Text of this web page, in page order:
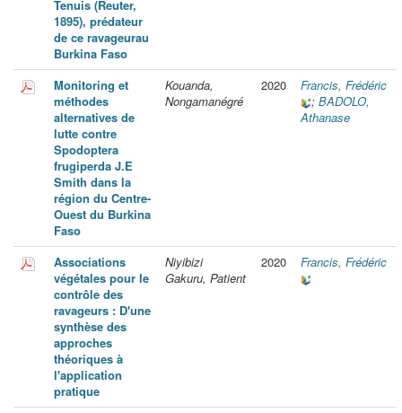
Tenuis (Reuter,
1895), prédateur
de ce ravageurau
Burkina Faso
Monitoring et
méthodes
alternatives de
lutte contre
Spodoptera
frugiperda J.E
Smith dans la
région du Centre-
Ouest du Burkina
Faso
Kouanda,
Nongamanégré
2020
Francis, Frédéric
; BADOLO,
Athanase
Associations
végétales pour le
contrôle des
ravageurs : D'une
synthèse des
approches
théoriques à
l'application
pratique
Niyibizi
Gakuru, Patient
2020 Francis, Frédéric